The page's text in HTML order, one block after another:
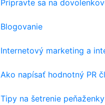
Pripravte sa na
Blogovanie
Internetový marketing a
Ako napísať hodnotný PR
Tipy na šetrenie